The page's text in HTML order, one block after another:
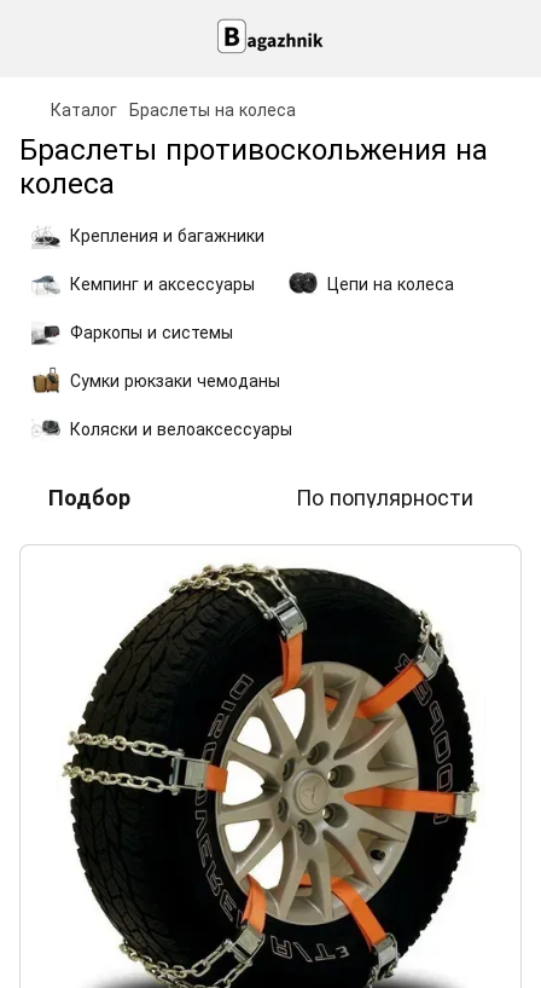
Каталог Браслеты на колеса
Браслеты противоскольжения на
колеса
Крепления и багажники
Кемпинг и аксессуары
Цепи на колеса
Фаркопы и системы
Сумки рюкзаки чемоданы
Коляски и велоаксессуары
Подбор По популярности